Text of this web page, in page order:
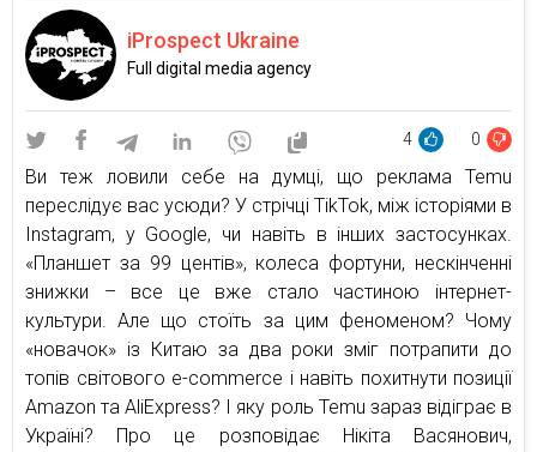
iProspect Ukraine
Full digital media agency
4 0
Ви теж ловили себе на думці, що реклама Temu
переслідує вас усюди? У стрічці TikTok, між історіями в
Instagram, у Google, чи навіть в інших застосунках.
«Планшет за 99 центів», колеса фортуни, нескінченні
знижки – все це вже стало частиною інтернет-
культури. Але що стоїть за цим феноменом? Чому
«новачок» із Китаю за два роки зміг потрапити до
топів світового e-commerce і навіть похитнути позиції
Amazon та AliExpress? І яку роль Temu зараз відіграє в
Україні? Про це розповідає Нікіта Васянович,